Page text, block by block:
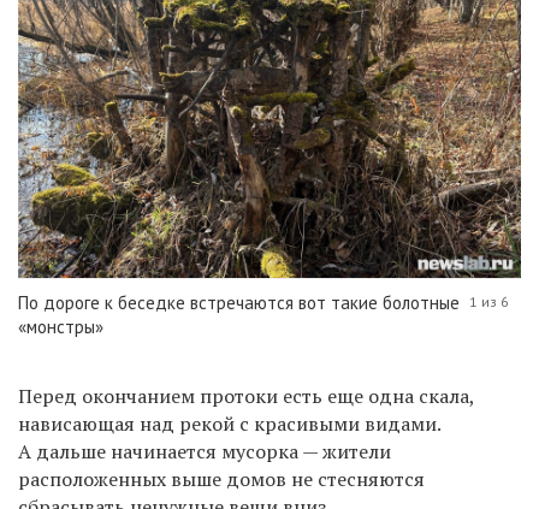
По дороге к беседке встречаются вот такие болотные
«монстры»
1 из 6
Перед окончанием протоки есть еще одна скала,
нависающая над рекой с красивыми видами.
А дальше начинается мусорка — жители
расположенных выше домов не стесняются